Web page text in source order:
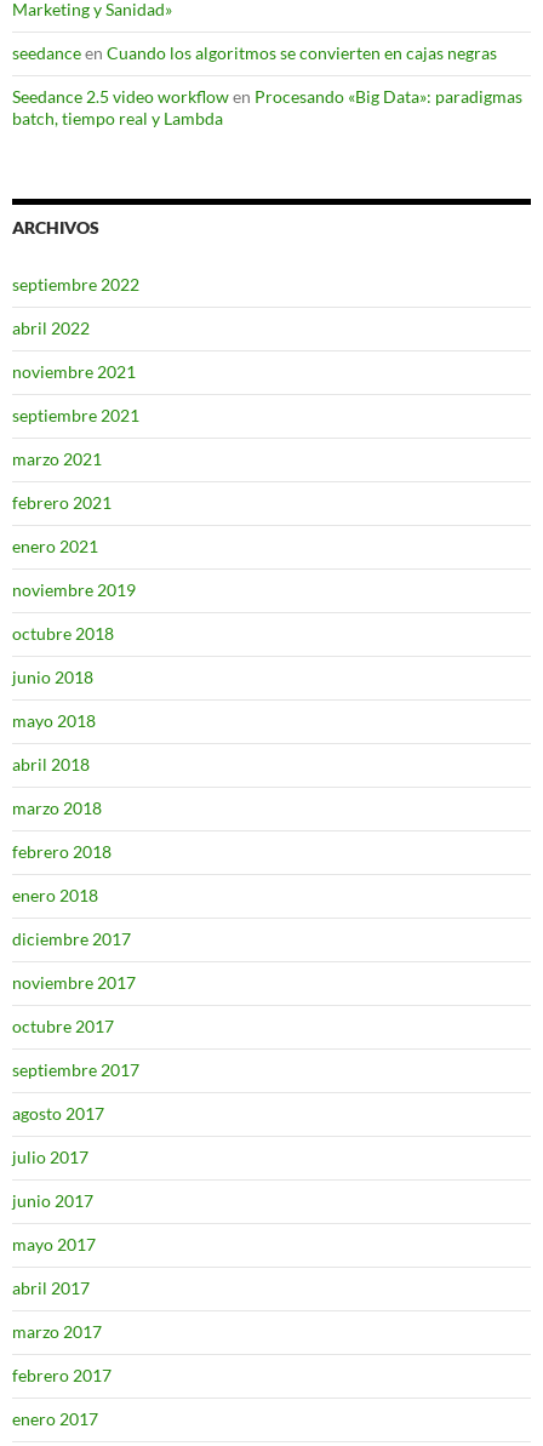
Marketing y Sanidad»
seedanceen Cuando los algoritmos se convierten en cajas negras
Seedance 2.5 video workflowen Procesando «Big Data»: paradigmas
batch, tiempo real y Lambda
ARCHIVOS
septiembre 2022
abril 2022
noviembre 2021
septiembre 2021
marzo 2021
febrero 2021
enero 2021
noviembre 2019
octubre 2018
junio 2018
mayo 2018
abril 2018
marzo 2018
febrero 2018
enero 2018
diciembre 2017
noviembre 2017
octubre 2017
septiembre 2017
agosto 2017
julio 2017
junio 2017
mayo 2017
abril 2017
marzo 2017
febrero 2017
enero 2017